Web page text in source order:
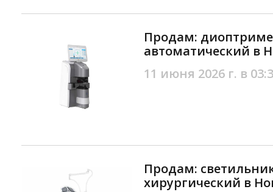
Продам:
автоматический в
11 июня 2026 г. в
Продам:
хирургический в